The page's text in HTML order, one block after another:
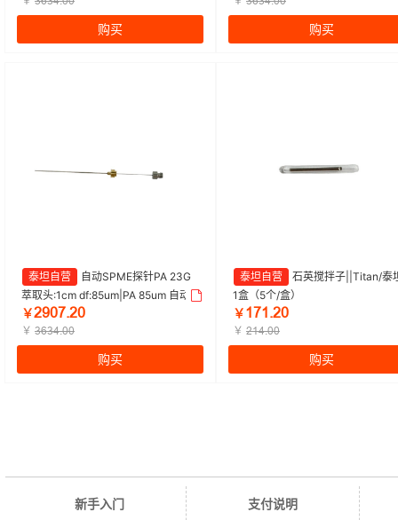
购买 购买
泰坦自营
自动SPME探针PA 23G
萃取头:1cm df:85um|PA 85um 自动|
Titan/泰坦 | 1盒（3支/盒）
￥ŒŴŖǊŽŒŖ
￥ ĳĕĳɉŽŖŖ
购买
泰坦自营
石英搅拌子||Titan/泰
1盒（5个/盒）
￥ ȩǊȩŽŒŖ
￥ ŒȩɉŽŖŖ
购买
新手入门 支付说明